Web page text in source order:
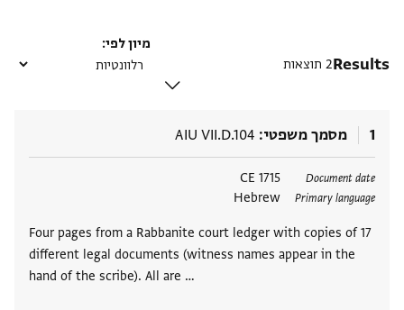
Results2 תוצאות
מיון לפי
1 מסמך משפטי AIU VII.D.104
Document date
1715 CE
Primary language
Hebrew
Four pages from a Rabbanite court ledger with copies of 17
different legal documents (witness names appear in the
hand of the scribe). All are …
תגים